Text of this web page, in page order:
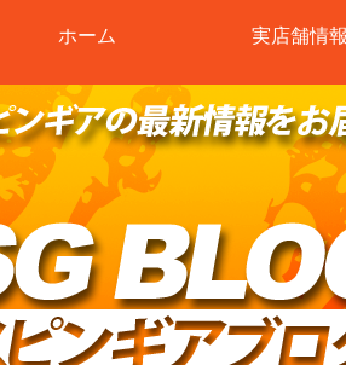
ホーム 実店舗情報